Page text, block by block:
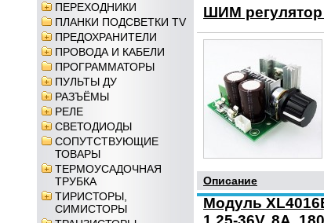
ПЕРЕХОДНИКИ
ПЛАНКИ ПОДСВЕТКИ TV
ПРЕДОХРАНИТЕЛИ
ПРОВОДА И КАБЕЛИ
ПРОГРАММАТОРЫ
ПУЛЬТЫ ДУ
РАЗЪЁМЫ
РЕЛЕ
СВЕТОДИОДЫ
СОПУТСТВУЮЩИЕ
ТОВАРЫ
ТЕРМОУСАДОЧНАЯ
ТРУБКА
ТИРИСТОРЫ,
СИМИСТОРЫ
ШИМ регулятор
Описание
Модуль